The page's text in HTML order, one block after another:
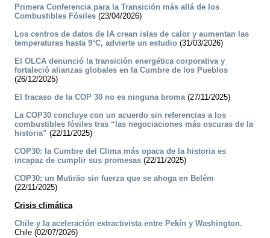
Primera Conferencia para la Transición más allá de los
Combustibles Fósiles (23/04/2026)
Los centros de datos de IA crean islas de calor y aumentan las
temperaturas hasta 9°C, advierte un estudio (31/03/2026)
El OLCA denunció la transición energética corporativa y
fortaleció alianzas globales en la Cumbre de los Pueblos
(26/12/2025)
El fracaso de la COP 30 no es ninguna broma(27/11/2025)
La COP30 concluye con un acuerdo sin referencias a los
combustibles fósiles tras “las negociaciones más oscuras de la
historia” (22/11/2025)
COP30: la Cumbre del Clima más opaca de la historia es
incapaz de cumplir sus promesas (22/11/2025)
COP30: un Mutirão sin fuerza que se ahoga en Belém
(22/11/2025)
Crisis climática
Chile y la aceleración extractivista entre Pekín y Washington.
Chile (02/07/2026)